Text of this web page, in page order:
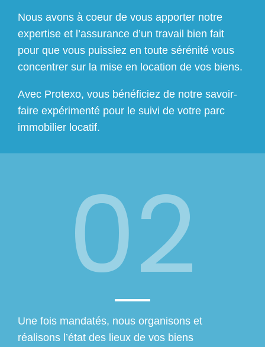
Nous avons à coeur de vous apporter notre
expertise et l’assurance d’un travail bien fait
pour que vous puissiez en toute sérénité vous
concentrer sur la mise en location de vos biens.
Avec Protexo, vous bénéficiez de notre savoir-
faire expérimenté pour le suivi de votre parc
immobilier locatif.
02
Une fois mandatés, nous organisons et
réalisons l’état des lieux de vos biens